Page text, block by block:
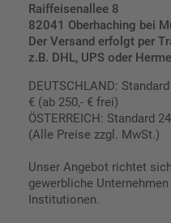
Raiffeisenallee 8
82041 Oberhaching bei
Der Versand erfolgt per
z.B. DHL, UPS oder
DEUTSCHLAND:
€ (ab 250,- € frei)
ÖSTERREICH: Standard
(Alle Preise zzgl. MwSt.)
Unser Angebot richtet
gewerbliche
Institutionen.